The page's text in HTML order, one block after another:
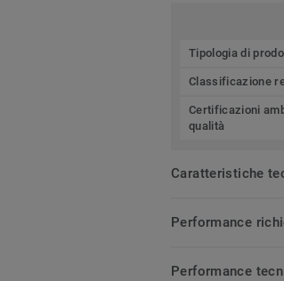
Tipologia di
Classificazione
Certificazioni
qualità
Caratteristiche
Performance
Performance